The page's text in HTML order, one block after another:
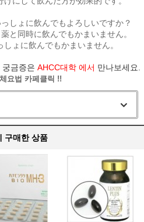
しょに飲んでもよろしいですか？
同時に飲んでもかまいません。
ょに飲んでもかまいません。
금증은 AHCC대학 에서 만나보세요.
요법 카페클릭 !!
구매한 상품